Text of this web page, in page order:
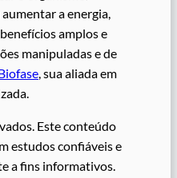
a energia,
amplos e
manipuladas e de
, sua aliada em
Este conteúdo
estudos confiáveis e
a fins informativos.